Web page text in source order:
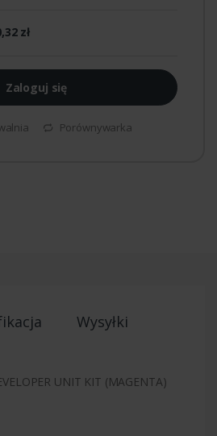
zł
Zaloguj się
Porównywarka
Wysyłki
UNIT KIT (MAGENTA)